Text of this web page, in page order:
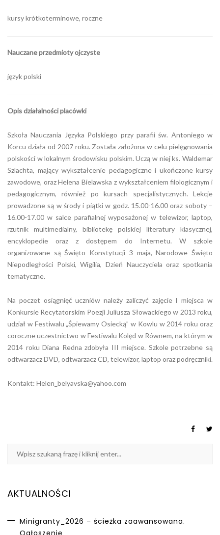
kursy krótkoterminowe, roczne
Nauczane przedmioty ojczyste
język polski
Opis działalności placówki
Szkoła Nauczania Języka Polskiego przy parafii św. Antoniego w
Korcu działa od 2007 roku. Została założona w celu pielęgnowania
polskości w lokalnym środowisku polskim. Uczą w niej ks. Waldemar
Szlachta, mający wykształcenie pedagogiczne i ukończone kursy
zawodowe, oraz Helena Bielawska z wykształceniem filologicznym i
pedagogicznym, również po kursach specjalistycznych. Lekcje
prowadzone są w środy i piątki w godz. 15.00-16.00 oraz soboty –
16.00-17.00 w salce parafialnej wyposażonej w telewizor, laptop,
rzutnik multimedialny, bibliotekę polskiej literatury klasycznej,
encyklopedie oraz z dostępem do Internetu. W szkole
organizowane są Święto Konstytucji 3 maja, Narodowe Święto
Niepodległości Polski, Wigilia, Dzień Nauczyciela oraz spotkania
tematyczne.
Na poczet osiągnięć uczniów należy zaliczyć zajęcie I miejsca w
Konkursie Recytatorskim Poezji Juliusza Słowackiego w 2013 roku,
udział w Festiwalu „Śpiewamy Osiecką” w Kowlu w 2014 roku oraz
coroczne uczestnictwo w Festiwalu Kolęd w Równem, na którym w
2014 roku Diana Redna zdobyła III miejsce. Szkole potrzebne są
odtwarzacz DVD, odtwarzacz CD, telewizor, laptop oraz podręczniki.
Kontakt: Helen_belyavska@yahoo.com
AKTUALNOŚCI
Minigranty_2026 – ścieżka zaawansowana.
Ogłoszenie